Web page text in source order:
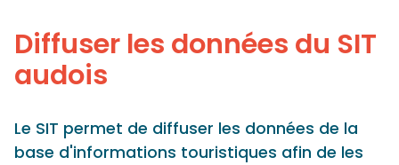
Diffuser les données du SIT
audois
Le SIT permet de diffuser les données de la
base d'informations touristiques afin de les